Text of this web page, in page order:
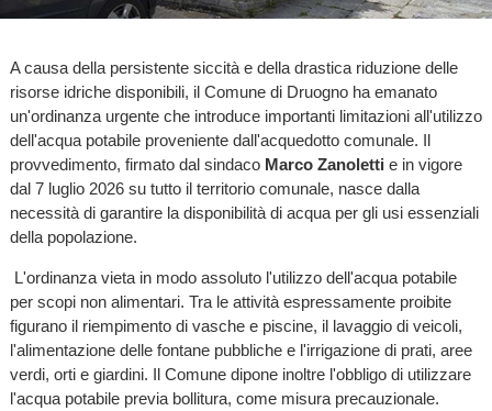
A causa della persistente siccità e della drastica riduzione delle
risorse idriche disponibili, il Comune di Druogno ha emanato
un'ordinanza urgente che introduce importanti limitazioni all'utilizzo
dell'acqua potabile proveniente dall'acquedotto comunale. Il
provvedimento, firmato dal sindaco Marco Zanoletti e in vigore
dal 7 luglio 2026 su tutto il territorio comunale, nasce dalla
necessità di garantire la disponibilità di acqua per gli usi essenziali
della popolazione.
L'ordinanza vieta in modo assoluto l'utilizzo dell'acqua potabile
per scopi non alimentari. Tra le attività espressamente proibite
figurano il riempimento di vasche e piscine, il lavaggio di veicoli,
l'alimentazione delle fontane pubbliche e l'irrigazione di prati, aree
verdi, orti e giardini. Il Comune dipone inoltre l'obbligo di utilizzare
l'acqua potabile previa bollitura, come misura precauzionale.